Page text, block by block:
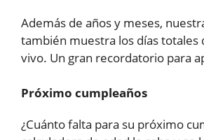
Además de años y meses,
también muestra los días totales
vivo. Un gran recordatorio para
Próximo cumpleaños
¿Cuánto falta para su próximo